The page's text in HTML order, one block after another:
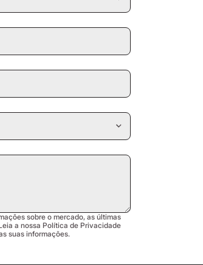
sobre o mercado, as últimas
a nossa Política de Privacidade
suas informações.